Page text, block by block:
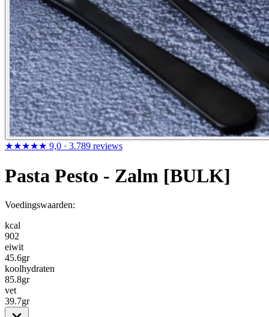
★★★★★ 9,0 · 3.789 reviews
Pasta Pesto - Zalm [BULK]
Voedingswaarden:
kcal
902
eiwit
45.6gr
koolhydraten
85.8gr
vet
39.7gr